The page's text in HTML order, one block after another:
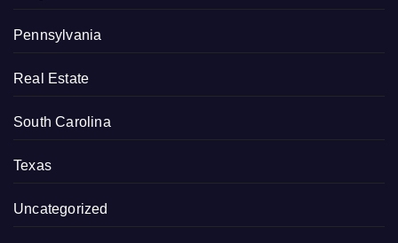
Pennsylvania
Real Estate
South Carolina
Texas
Uncategorized